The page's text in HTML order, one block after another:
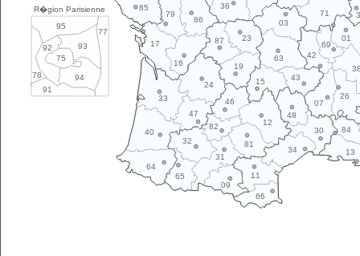
R�gion Parisienne
77
78
91
95
93
75
94
92
11
12
13
15
16
17
19
23
24
26
30
31
32
33
34
36
40
42
43
46
47
48
63
64
65
66
69
01
03
07
09
71
79
81
82 84
85
86
87